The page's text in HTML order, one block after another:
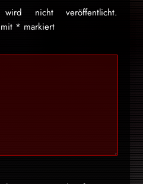
wird nicht veröffentlicht.
* markiert